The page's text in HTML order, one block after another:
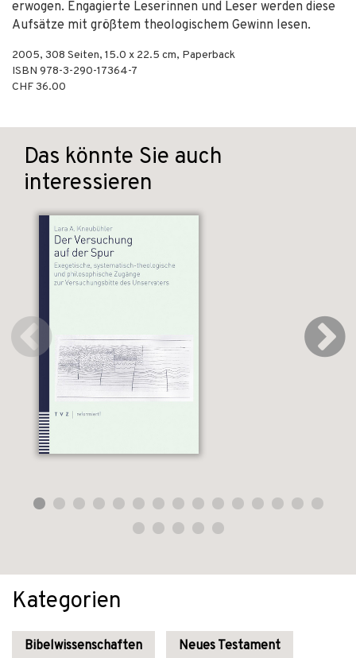
erwogen. Engagierte Leserinnen und Leser werden diese
Aufsätze mit größtem theologischem Gewinn lesen.
2005, 308 Seiten, 15.0 x 22.5 cm, Paperback
ISBN 978-3-290-17364-7
CHF 36.00
Das könnte Sie auch
interessieren
Kategorien
Bibelwissenschaften Neues Testament